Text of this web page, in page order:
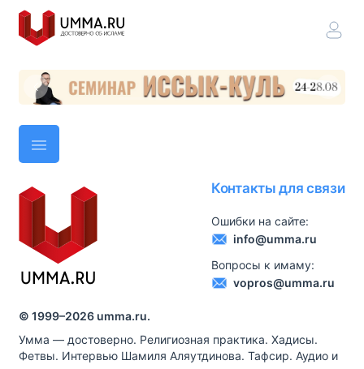
Контакты для связи
Ошибки на сайте:
info@umma.ru
Вопросы к имаму:
vopros@umma.ru
© 1999–2026 umma.ru.
Умма — достоверно. Религиозная практика. Хадисы.
Фетвы. Интервью Шамиля Аляутдинова. Тафсир. Аудио и